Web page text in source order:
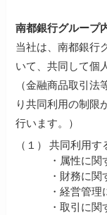
南都銀行グループ
当社は、南都銀行
いて、共同して個
（金融商品取引
り共同利用の制限
行います。）
（１）
共同利用す
・属性に関
・財務に関
・経営管
・取引に関